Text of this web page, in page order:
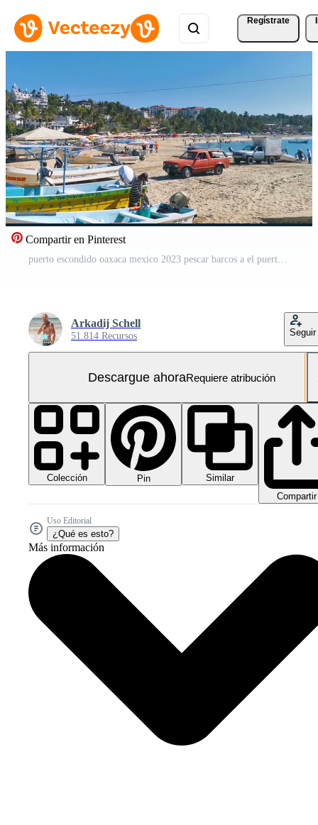
Regístrate
Compartir en Pinterest
puerto escondido oaxaca mexico 2023 pescar barcos a el puerto playa en puerto escondido México.
Arkadij Schell
51.814 Recursos Seguir
Descargue ahoraRequiere atribución
Colección Pin
Similar
Compartir
Uso Editorial
¿Qué es esto?
Más información